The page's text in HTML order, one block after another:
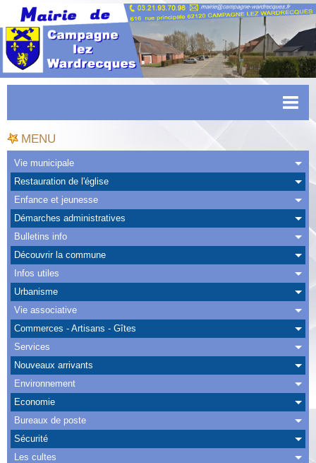
Accueil
Actualités
Facebook
CAPSO
Urbanisme
Transports
Agenda
Albums
Nous Contacter
MENU
Vie municipale
Restauration de l'église
Enfance et jeunesse
Démarches administratives
Bulletins info
Découvrir la commune
Infos utiles
Urbanisme
Vie associative
Commerces - Artisans - Gîtes
Services
Nouveaux arrivants
Environnement
Economie
Bureaux de poste
Sécurité
Les cultes